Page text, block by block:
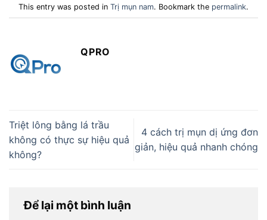
This entry was posted in Trị mụn nam. Bookmark the permalink.
QPRO
Triệt lông bằng lá trầu
không có thực sự hiệu quả
không?
4 cách trị mụn dị ứng đơn
giản, hiệu quả nhanh chóng
Để lại một bình luận